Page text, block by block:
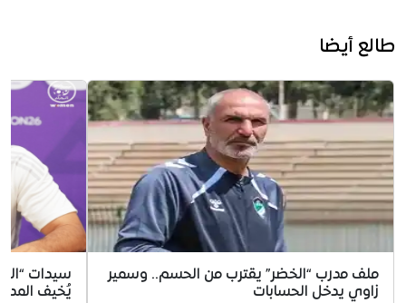
طالع أيضا
ملف مدرب “الخضر” يقترب من الحسم.. وسمير
زاوي يدخل الحسابات
سيدات
يُخيف